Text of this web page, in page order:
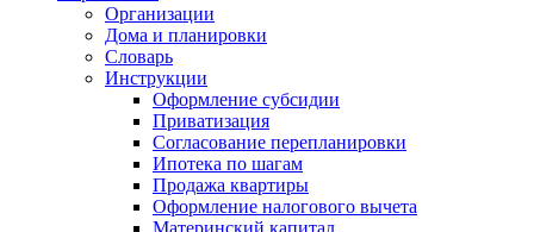
Организации
Дома и планировки
Словарь
Инструкции
Оформление субсидии
Приватизация
Согласование перепланировки
Ипотека по шагам
Продажа квартиры
Оформление налогового вычета
Материнский капитал